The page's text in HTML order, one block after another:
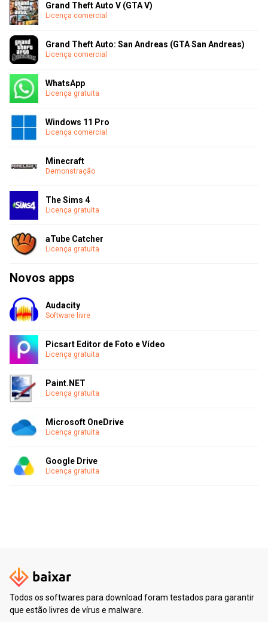
Grand Theft Auto V (GTA V)
Licença comercial
Grand Theft Auto: San Andreas (GTA San Andreas)
Licença comercial
WhatsApp
Licença gratuita
Windows 11 Pro
Licença comercial
Minecraft
Demonstração
The Sims 4
Licença gratuita
aTube Catcher
Licença gratuita
Novos apps
Audacity
Software livre
Picsart Editor de Foto e Vídeo
Licença gratuita
Paint.NET
Licença gratuita
Microsoft OneDrive
Licença gratuita
Google Drive
Licença gratuita
Todos os softwares para download foram testados para garantir
que estão livres de vírus e malware.